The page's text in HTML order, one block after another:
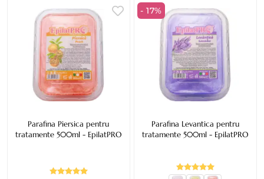
Parafina Piersica pentru
tratamente 500ml - EpilatPRO
- 17%
Parafina Levantica pentru
tratamente 500ml - EpilatPRO